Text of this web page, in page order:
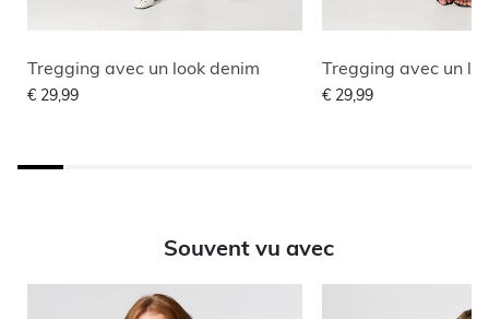
Tregging avec un look denim
€ 29,99
Tregging avec un
€ 29,99
Souvent vu avec